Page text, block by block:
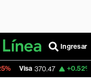
Ingresar
+0.52% MercadoLibre